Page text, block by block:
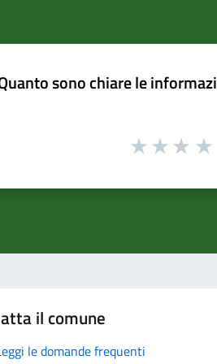
sono chiare le
il comune
le domande frequenti